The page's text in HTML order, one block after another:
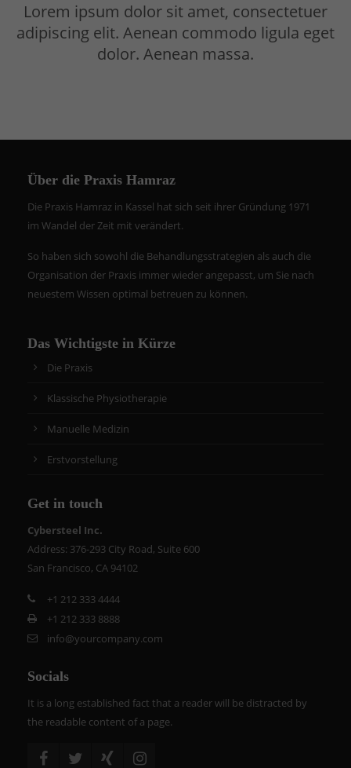
Lorem ipsum dolor sit amet, consectetuer
adipiscing elit. Aenean commodo ligula eget
dolor. Aenean massa.
Über die Praxis Hamraz
Die Praxis Hamraz in Kassel hat sich seit ihrer Gründung 1971
im Wandel der Zeit mit verändert.
So haben sich sowohl die Behandlungsstrategien als auch die
Organisation der Praxis immer wieder angepasst, um Sie nach
neuestem Wissen optimal betreuen zu können.
Das Wichtigste in Kürze
Die Praxis
Klassische Physiotherapie
Manuelle Medizin
Erstvorstellung
Get in touch
Cybersteel Inc.
Address: 376-293 City Road, Suite 600
San Francisco, CA 94102
+1 212 333 4444
+1 212 333 8888
info@yourcompany.com
Socials
It is a long established fact that a reader will be distracted by
the readable content of a page.